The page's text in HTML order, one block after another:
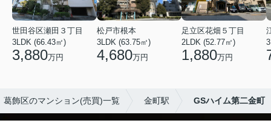
世田谷区瀬田３丁目
3LDK (66.43㎡)
3,880万円
松戸市根本
3LDK (63.75㎡)
4,680万円
足立区花畑５丁目
2LDK (52.77㎡)
1,880万円
葛飾区のマンション(売買)一覧 金町駅 GSハイム第二金町